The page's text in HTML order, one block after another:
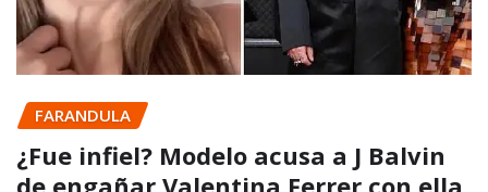
FARANDULA
¿Fue infiel? Modelo acusa a J Balvin